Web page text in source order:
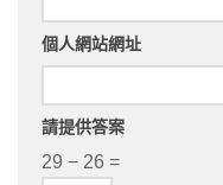
個人網站網址
請提供答案
29 − 26 =